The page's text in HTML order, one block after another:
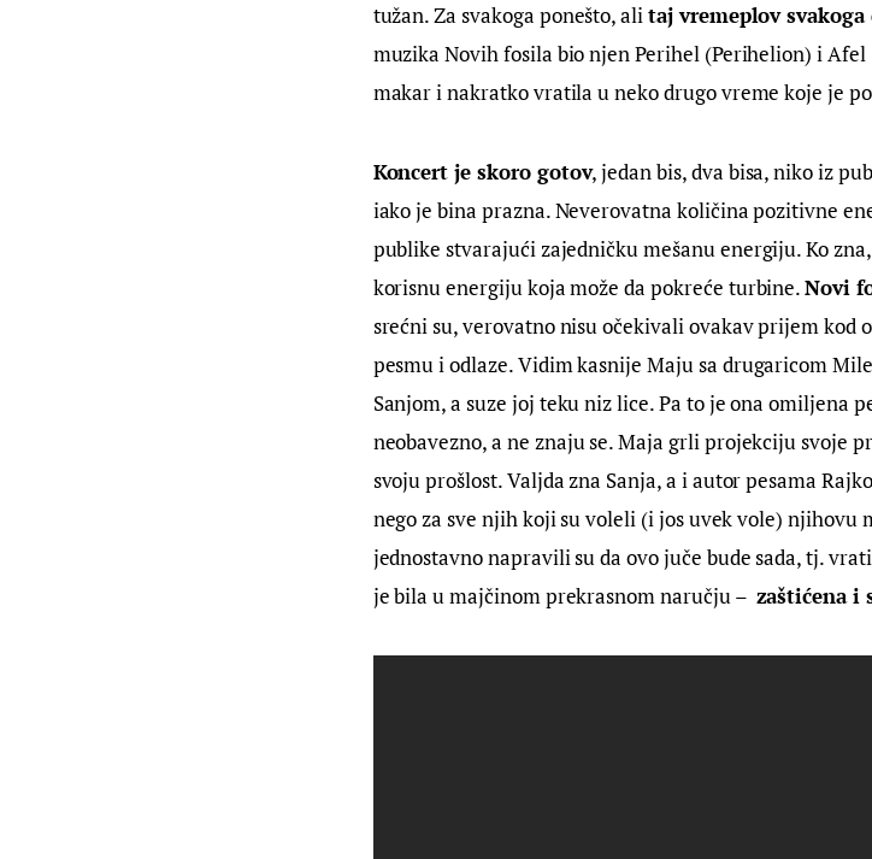
tužan. Za svakoga ponešto, ali taj vremeplov
muzika Novih fosila bio njen Perihel (Perihelion) i
makar i nakratko vratila u neko drugo vreme koje je
Koncert je skoro gotov, jedan bis, dva bisa, niko iz
iako je bina prazna. Neverovatna količina pozitivne
publike stvarajući zajedničku mešanu energiju. Ko
korisnu energiju koja može da pokreće turbine. Novi
srećni su, verovatno nisu očekivali ovakav prijem kod
pesmu i odlaze. Vidim kasnije Maju sa drugaricom
Sanjom, a suze joj teku niz lice. Pa to je ona omiljena
neobavezno, a ne znaju se. Maja grli projekciju svoje
svoju prošlost. Valjda zna Sanja, a i autor pesama
nego za sve njih koji su voleli (i jos uvek vole)
jednostavno napravili su da ovo juče bude sada, tj.
je bila u majčinom prekrasnom naručju – zaštićena i